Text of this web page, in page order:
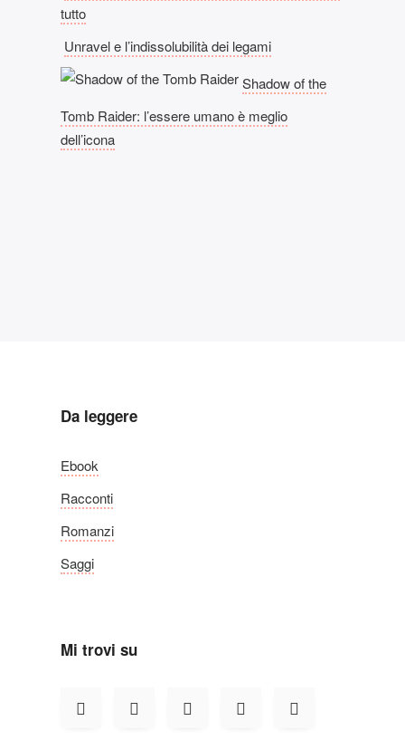
tutto
Unravel e l’indissolubilità dei legami
Shadow of the
Tomb Raider: l’essere umano è meglio
dell’icona
Da leggere
Ebook
Racconti
Romanzi
Saggi
Mi trovi su